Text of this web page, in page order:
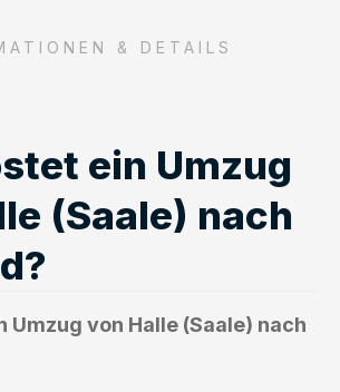
& DETAILS
ein Umzug
(Saale) nach
Umzug von Halle (Saale) nach